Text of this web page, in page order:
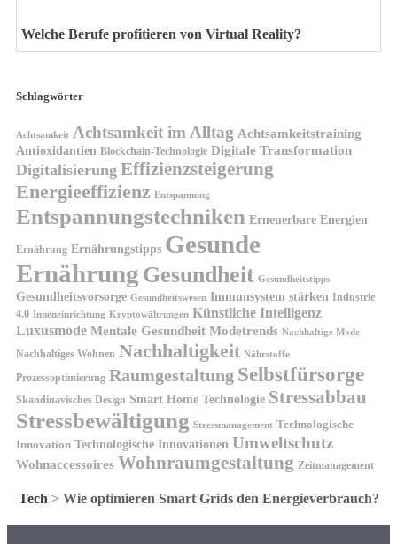
Welche Berufe profitieren von Virtual Reality?
Schlagwörter
Achtsamkeit Achtsamkeit im Alltag Achtsamkeitstraining
Antioxidantien Blockchain-Technologie Digitale Transformation
Digitalisierung Effizienzsteigerung
Energieeffizienz Entspannung
Entspannungstechniken Erneuerbare Energien
Ernährung Ernährungstipps Gesunde
Ernährung Gesundheit Gesundheitstipps
Gesundheitsvorsorge Gesundheitswesen Immunsystem stärken Industrie
4.0 Inneneinrichtung Kryptowährungen Künstliche Intelligenz
Luxusmode Mentale Gesundheit Modetrends Nachhaltige Mode
Nachhaltiges Wohnen Nachhaltigkeit Nährstoffe
Prozessoptimierung Raumgestaltung Selbstfürsorge
Skandinavisches Design Smart Home Technologie Stressabbau
Stressbewältigung Stressmanagement Technologische
Innovation Technologische Innovationen Umweltschutz
Wohnaccessoires Wohnraumgestaltung Zeitmanagement
Tech > Wie optimieren Smart Grids den Energieverbrauch?